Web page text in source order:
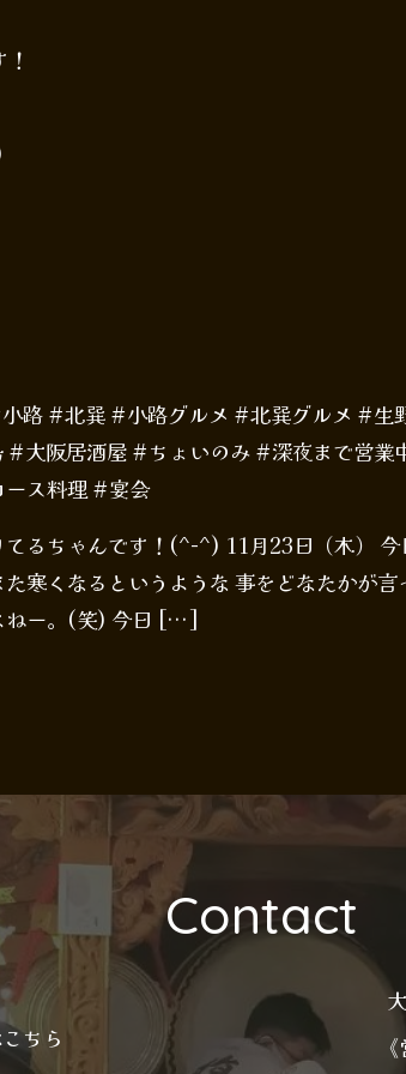
路 #北巽 #小路グルメ #北巽グルメ #生
大阪居酒屋 #ちょいのみ #深夜まで営業
ス料理 #宴会
るちゃんです！(^-^) 11月23日（木） 今
寒くなるというような 事をどなたかが言
ねー。(笑) 今日 […]
Contact
ちら